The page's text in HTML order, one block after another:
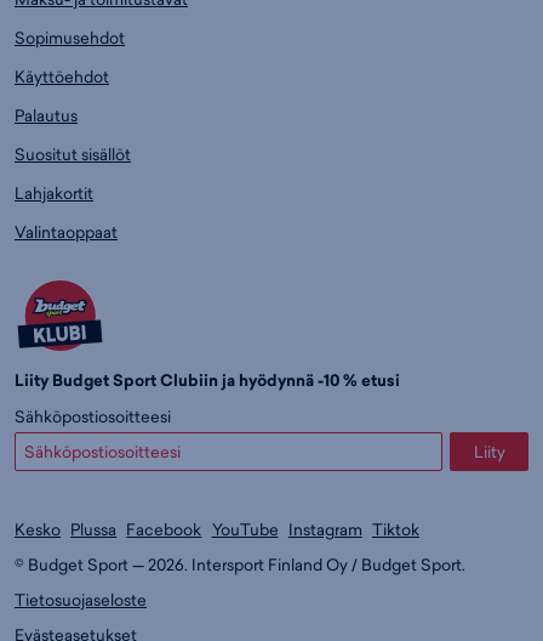
Sopimusehdot
Käyttöehdot
Palautus
Suositut sisällöt
Lahjakortit
Valintaoppaat
Liity Budget Sport Clubiin ja hyödynnä -10 % etusi
Sähköpostiosoitteesi
Liity
Kesko Plussa Facebook YouTube Instagram Tiktok
© Budget Sport — 2026. Intersport Finland Oy / Budget Sport.
Tietosuojaseloste
Evästeasetukset